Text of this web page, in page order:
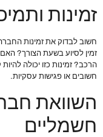
זמינות
חשוב לבדוק את זמינות
זמין לסיוע בשעת הצורך?
הרכב? זמינות כזו יכולה
חשובים או פגישות עסקיות.
השוואת
חשמליים